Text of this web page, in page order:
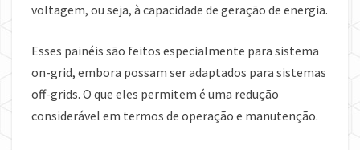
voltagem, ou seja, à capacidade de geração de energia.
Esses painéis são feitos especialmente para sistema
on-grid, embora possam ser adaptados para sistemas
off-grids. O que eles permitem é uma redução
considerável em termos de operação e manutenção.